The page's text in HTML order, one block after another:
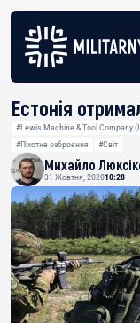
Естонія
#Lewis Machine & Tool Company
#Піхотне озброєння
#Світ
Михайло
31 Жовтня, 202010:28